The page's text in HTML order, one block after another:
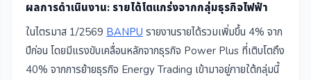
ผลการดำเนินงาน: รายได้โตแกร่งจากกลุ่มธุรกิจไฟฟ้า
ในไตรมาส 1/2569 BANPU รายงานรายได้รวมเพิ่มขึ้น 4% จาก
ปีก่อน โดยมีแรงขับเคลื่อนหลักจากธุรกิจ Power Plus ที่เติบโตถึง
40% จากการย้ายธุรกิจ Energy Trading เข้ามาอยู่ภายใต้กลุ่มนี้